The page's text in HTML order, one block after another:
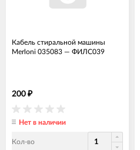
Кабель стиральной машины
Merloni 035083 — ФИЛС039
200 ₽
Нет в наличии
Кол-во